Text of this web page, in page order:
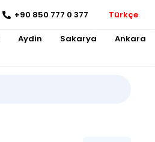
+90 850 777 0 377 Türkçe
Aydin Sakarya Ankara